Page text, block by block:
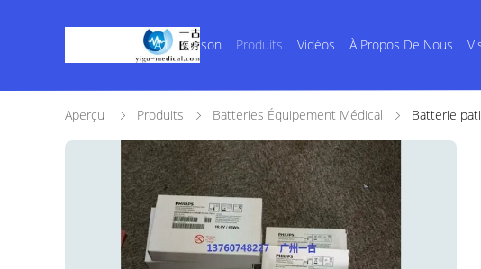
À La Maison Produits Vidéos À Propos De Nous
Aperçu Produits Batteries Équipement Médical Batterie